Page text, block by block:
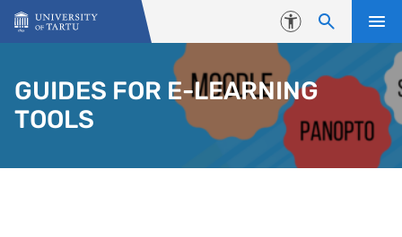
Skip to content
Accessibility
GUIDES FOR E-LEARNING
TOOLS